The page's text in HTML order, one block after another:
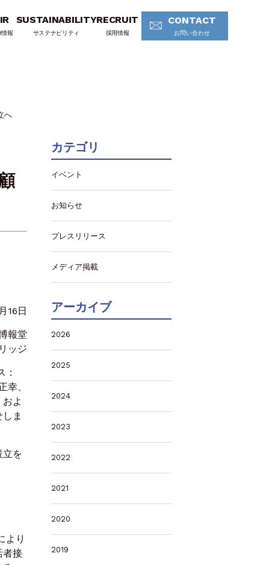
IR
情報
SUSTAINABILITY
サステナビリティ
RECRUIT
採用情報
CONTACT
お問い合わせ
へ
16日
報堂
ッジ
幸、
よ
ま
立を
より
者接
カテゴリ
イベント
お知らせ
プレスリリース
メディア掲載
アーカイブ
2026
2025
2024
2023
2022
2021
2020
2019